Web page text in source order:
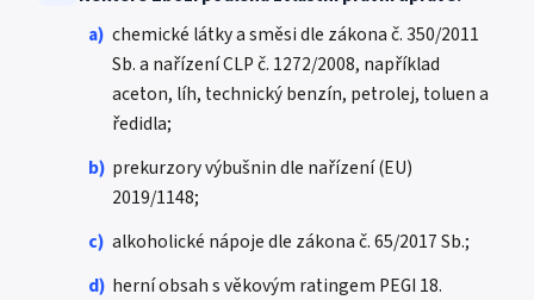
a) chemické látky a směsi dle zákona č. 350/2011
Sb. a nařízení CLP č. 1272/2008, například
aceton, líh, technický benzín, petrolej, toluen a
ředidla;
b) prekurzory výbušnin dle nařízení (EU)
2019/1148;
c) alkoholické nápoje dle zákona č. 65/2017 Sb.;
d) herní obsah s věkovým ratingem PEGI 18.